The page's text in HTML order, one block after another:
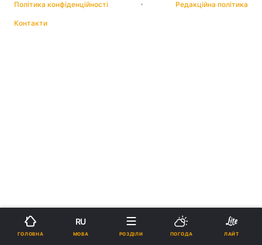
Політика конфіденційності Редакційна політика
Контакти
ГОЛОВНА
RU
МОВА РОЗДІЛИ ПОГОДА ЛАЙТ